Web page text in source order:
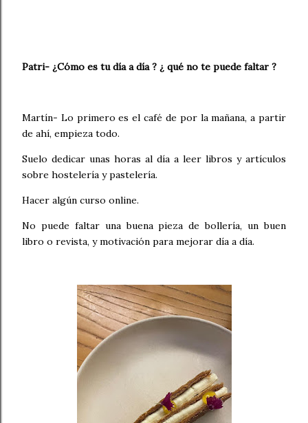
Patri- ¿Cómo es tu día a día ? ¿ qué no te puede faltar ?
Martín- Lo primero es el café de por la mañana, a partir
de ahí, empieza todo.
Suelo dedicar unas horas al día a leer libros y artículos
sobre hostelería y pastelería.
Hacer algún curso online.
No puede faltar una buena pieza de bollería, un buen
libro o revista, y motivación para mejorar día a día.